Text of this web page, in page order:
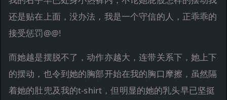
还是贴在上面，没办法，我是一个守信的人，正乖乖的
接受惩罚@@!
而她越是摆脱不了，动作亦越大，连带关系下，她上下
的摆动，也令到她的胸部开始在我的胸口摩擦，虽然隔
着她的肚兜及我的t-shirt，但明显的她的乳头早已坚挺